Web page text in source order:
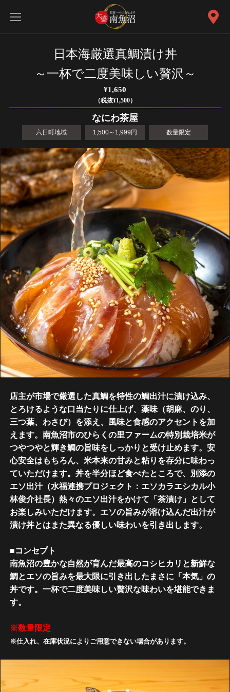
日本海厳選真鯛漬け丼
～一杯で二度美味しい贅沢～
¥1,650
（税抜¥1,500）
なにわ茶屋
六日町地域 1,500～1,999円 数量限定
店主が市場で厳選した真鯛を特性の鯛出汁に漬け込み、
とろけるような口当たりに仕上げ、薬味（胡麻、のり、
三つ葉、わさび）を添え、風味と食感のアクセントを加
えます。南魚沼市のひらくの里ファームの特別栽培米が
つやつやと輝き鯛の旨味をしっかりと受け止めます。安
心安全はもちろん、米本来の甘みと粘りを存分に味わっ
ていただけます。丼を半分ほど食べたところで、別添の
エソ出汁（水福連携プロジェクト：エソカラエシカル小
林俊介社長）熱々のエソ出汁をかけて「茶漬け」として
お楽しみいただけます。エソの旨みが溶け込んだ出汁が
漬け丼とはまた異なる優しい味わいを引き出します。
■コンセプト
南魚沼の豊かな自然が育んだ最高のコシヒカリと新鮮な
鯛とエソの旨みを最大限に引き出したまさに「本気」の
丼です。一杯で二度美味しい贅沢な味わいを堪能できま
す。
※数量限定
※仕入れ、在庫状況によりご用意できない場合があります。